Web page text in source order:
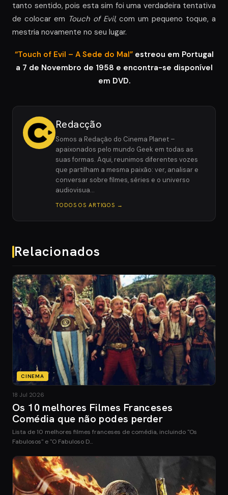
tanto sentido, pois esta sim foi uma verdadeira tentativa
de colocar em Touch of Evil, com um pequeno toque, a
mestria novamente no seu lugar.
“Touch of Evil – A Sede do Mal”estreou em Portugal
a 7 de Novembro de 1958 e encontra-se disponível
em DVD.
Redacção
Somos a Redação do Cinema Planet –
apaixonados pelo mundo Geek em todas as
suas formas. Aqui, reunimos diferentes vozes
que partilham a mesma paixão: ver, analisar e
conversar sobre filmes, séries e o universo
audiovisua…
TODOS OS ARTIGOS →
Relacionados
CINEMA
18 Jul 2026
Os 10 melhores Filmes Franceses
Comédia que não podes perder
Lista de 10 melhores filmes franceses de comédia, incluindo "Os
Fabulosos" e "O Fabuloso D…